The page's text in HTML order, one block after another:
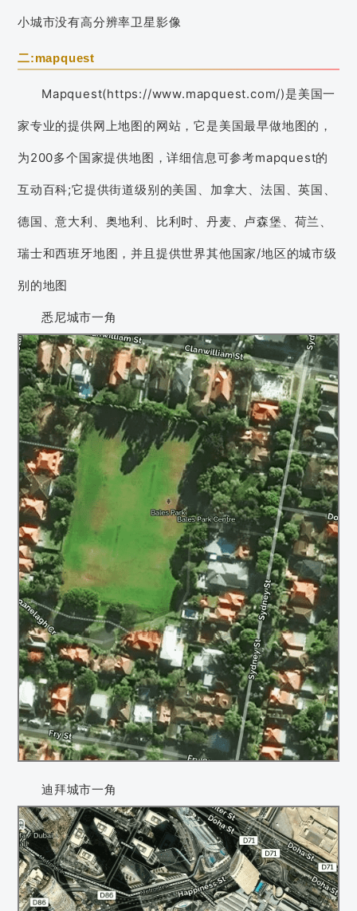
小城市没有高分辨率卫星影像
二:mapquest
Mapquest(https://www.mapquest.com/)是美国一
家专业的提供网上地图的网站，它是美国最早做地图的，
为200多个国家提供地图，详细信息可参考mapquest的
互动百科;它提供街道级别的美国、加拿大、法国、英国、
德国、意大利、奥地利、比利时、丹麦、卢森堡、荷兰、
瑞士和西班牙地图，并且提供世界其他国家/地区的城市级
别的地图
悉尼城市一角
迪拜城市一角